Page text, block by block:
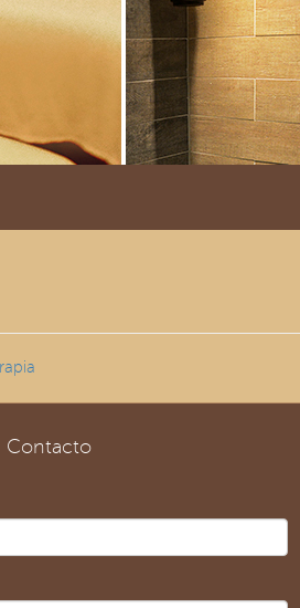
Contacto